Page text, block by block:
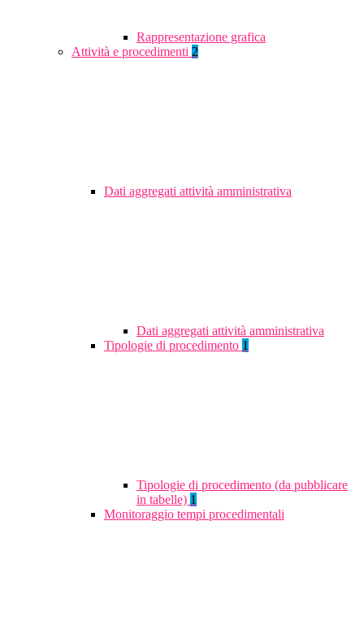
Rappresentazione grafica
Attività e procedimenti 2
Dati aggregati attività amministrativa
Dati aggregati attività amministrativa
Tipologie di procedimento 1
Tipologie di procedimento (da pubblicare
in tabelle) 1
Monitoraggio tempi procedimentali